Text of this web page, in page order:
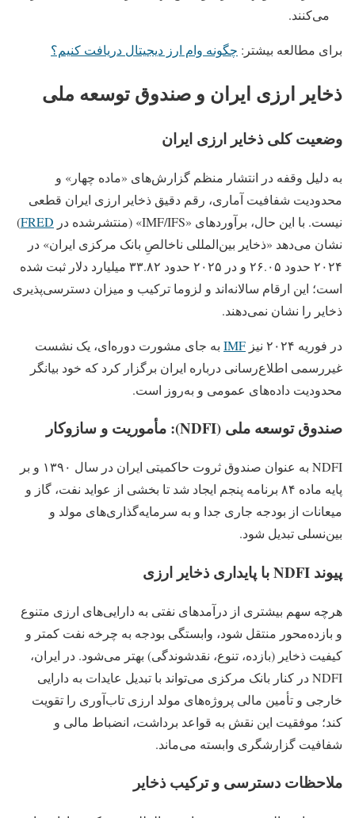
می‌کنند.
برای مطالعه بیشتر: چگونه وام ارز دیجیتال دریافت کنیم؟
ذخایر ارزی ایران و صندوق توسعه ملی
وضعیت کلی ذخایر ارزی ایران
به دلیل وقفه در انتشار منظم گزارش‌های «ماده چهار» و
محدودیت شفافیت آماری، رقم دقیق ذخایر ارزی ایران قطعی
نیست. با این حال، برآوردهای «IMF/IFS» (منتشرشده در
FRED
)
نشان می‌دهد «ذخایر بین‌المللی ناخالصِ بانک مرکزی ایران» در
۲۰۲۴ حدود ۲۶.۰۵ و در ۲۰۲۵ حدود ۳۳.۸۲ میلیارد دلار ثبت شده
است؛ این ارقام سالانه‌اند و لزوما ترکیب و میزان دسترسی‌پذیری
ذخایر را نشان نمی‌دهند.
در فوریه ۲۰۲۴ نیز IMF به جای مشورت دوره‌ای، یک نشست
غیررسمی اطلاع‌رسانی درباره ایران برگزار کرد که خود بیانگر
محدودیت داده‌های عمومی و به‌روز است.
صندوق توسعه ملی (NDFI): مأموریت و سازوکار
NDFI به عنوان صندوق ثروت حاکمیتی ایران در سال ۱۳۹۰ و بر
پایه ماده ۸۴ برنامه پنجم ایجاد شد تا بخشی از عواید نفت، گاز و
میعانات از بودجه جاری جدا و به سرمایه‌گذاری‌های مولد و
بین‌نسلی تبدیل شود.
پیوند NDFI با پایداری ذخایر ارزی
هرچه سهم بیشتری از درآمدهای نفتی به دارایی‌های ارزی متنوع
و بازده‌محور منتقل شود، وابستگی بودجه به چرخه نفت کمتر و
کیفیت ذخایر (بازده، تنوع، نقدشوندگی) بهتر می‌شود. در ایران،
NDFI در کنار بانک مرکزی می‌تواند با تبدیل عایدات به دارایی
خارجی و تأمین مالی پروژه‌های مولد ارزی تاب‌آوری را تقویت
کند؛ موفقیت این نقش به قواعد برداشت، انضباط مالی و
شفافیت گزارشگری وابسته می‌ماند.
ملاحظات دسترسی و ترکیب ذخایر